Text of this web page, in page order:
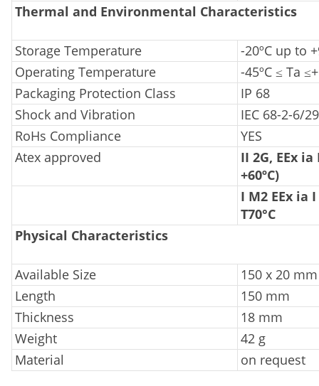
Thermal and Environmental Characteristics
Storage Temperature
-20ºC up to
Operating Temperature
-45ºC ≤ Ta
Packaging Protection Class
IP 68
Shock and Vibration
IEC 68-2-6/29
RoHs Compliance
YES
Atex approved
II 2G, EEx ia
+60ºC)
I M2 EEx ia
T70°C
Physical Characteristics
Available Size
150 x 20 mm
Length
150 mm
Thickness
18 mm
Weight
42 g
Material
on request